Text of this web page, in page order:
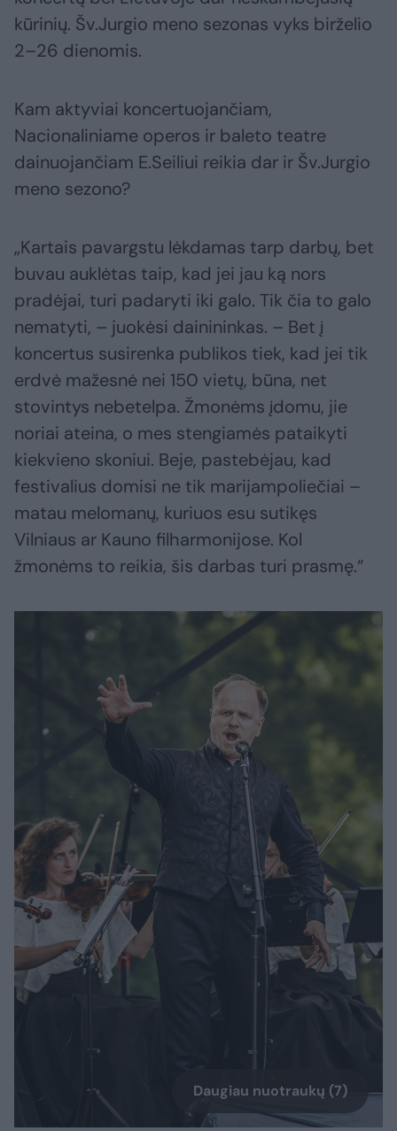
kūrinių. Šv.Jurgio meno sezonas vyks birželio
2–26 dienomis.
Kam aktyviai koncertuojančiam,
Nacionaliniame operos ir baleto teatre
dainuojančiam E.Seiliui reikia dar ir Šv.Jurgio
meno sezono?
„Kartais pavargstu lėkdamas tarp darbų, bet
buvau auklėtas taip, kad jei jau ką nors
pradėjai, turi padaryti iki galo. Tik čia to galo
nematyti, – juokėsi dainininkas. – Bet į
koncertus susirenka publikos tiek, kad jei tik
erdvė mažesnė nei 150 vietų, būna, net
stovintys nebetelpa. Žmonėms įdomu, jie
noriai ateina, o mes stengiamės pataikyti
kiekvieno skoniui. Beje, pastebėjau, kad
festivalius domisi ne tik marijampoliečiai –
matau melomanų, kuriuos esu sutikęs
Vilniaus ar Kauno filharmonijose. Kol
žmonėms to reikia, šis darbas turi prasmę.“
Daugiau nuotraukų (7)